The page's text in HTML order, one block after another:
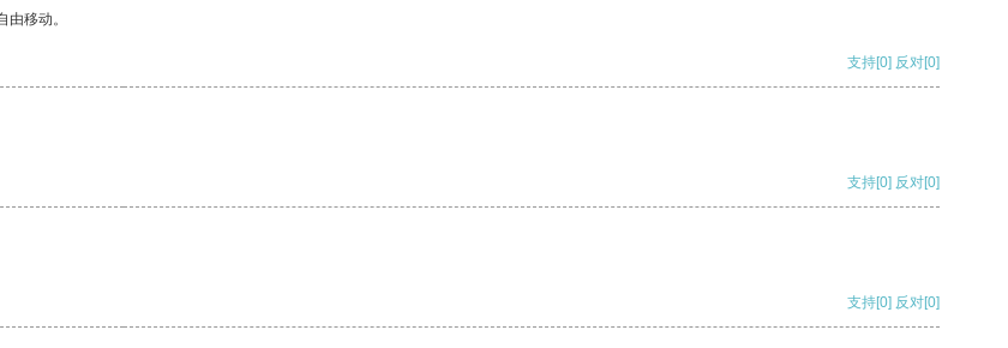
移动。
支持[0] 反对[0]
支持[0] 反对[0]
支持[0] 反对[0]